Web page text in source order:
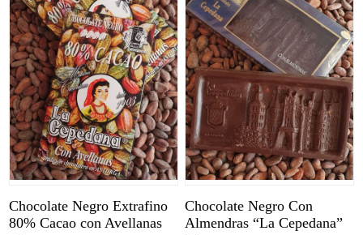
Chocolate Negro Extrafino
80% Cacao con Avellanas
Chocolate Negro Con
Almendras “La Cepedana”